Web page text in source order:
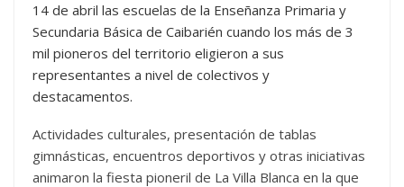
14 de abril las escuelas de la Enseñanza Primaria y
Secundaria Básica de Caibarién cuando los más de 3
mil pioneros del territorio eligieron a sus
representantes a nivel de colectivos y
destacamentos.
Actividades culturales, presentación de tablas
gimnásticas, encuentros deportivos y otras iniciativas
animaron la fiesta pioneril de La Villa Blanca en la que